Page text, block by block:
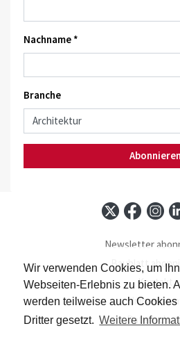
Wir verwenden Cookies, um
Webseiten-Erlebnis zu bieten.
werden teilweise auch Cookies
Dritter gesetzt. Weitere
Nachname *
Branche
Abonnieren
Newsletter
Baublatt
Kontakt
Impressum